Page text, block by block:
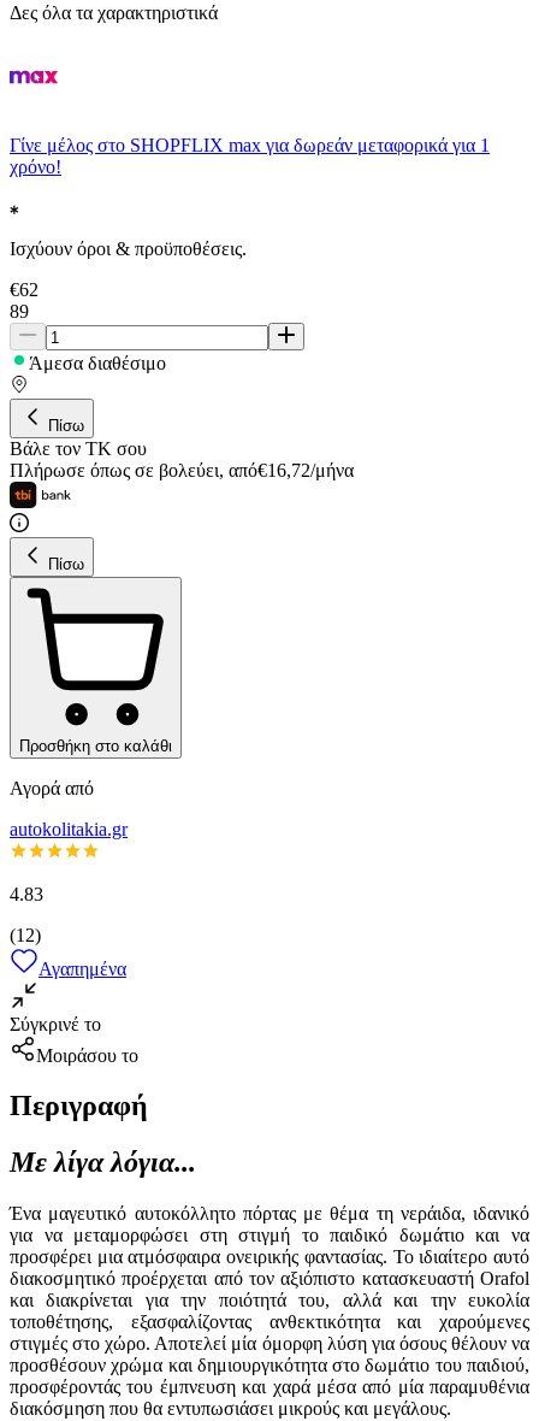
Δες όλα τα χαρακτηριστικά
Γίνε μέλος στο SHOPFLIX max για δωρεάν μεταφορικά για 1
χρόνο!
Ισχύουν όροι & προϋποθέσεις.
€62
89
Άμεσα διαθέσιμο
Πίσω
Βάλε τον ΤΚ σου
Πλήρωσε όπως σε βολεύει, από€16,72/μήνα
Πίσω
Προσθήκη στο καλάθι
Αγορά από
autokolitakia.gr
4.83
(12)
Αγαπημένα
Σύγκρινέ το
Μοιράσου το
Περιγραφή
Με λίγα λόγια...
Ένα μαγευτικό αυτοκόλλητο πόρτας με θέμα τη νεράιδα, ιδανικό
για να μεταμορφώσει στη στιγμή το παιδικό δωμάτιο και να
προσφέρει μια ατμόσφαιρα ονειρικής φαντασίας. Το ιδιαίτερο αυτό
διακοσμητικό προέρχεται από τον αξιόπιστο κατασκευαστή Orafol
και διακρίνεται για την ποιότητά του, αλλά και την ευκολία
τοποθέτησης, εξασφαλίζοντας ανθεκτικότητα και χαρούμενες
στιγμές στο χώρο. Αποτελεί μία όμορφη λύση για όσους θέλουν να
προσθέσουν χρώμα και δημιουργικότητα στο δωμάτιο του παιδιού,
προσφέροντάς του έμπνευση και χαρά μέσα από μία παραμυθένια
διακόσμηση που θα εντυπωσιάσει μικρούς και μεγάλους.